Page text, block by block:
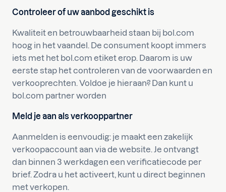
Controleer of uw aanbod geschikt is
Kwaliteit en betrouwbaarheid staan bij bol.com
hoog in het vaandel. De consument koopt immers
iets met het bol.com etiket erop. Daarom is uw
eerste stap het controleren van de voorwaarden en
verkooprechten. Voldoe je hieraan? Dan kunt u
bol.com partner worden
Meld je aan als verkooppartner
Aanmelden is eenvoudig: je maakt een zakelijk
verkoopaccount aan via de website. Je ontvangt
dan binnen 3 werkdagen een verificatiecode per
brief. Zodra u het activeert, kunt u direct beginnen
met verkopen.